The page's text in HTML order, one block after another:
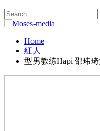
Home
紅人
型男教练Hapi 邵玮